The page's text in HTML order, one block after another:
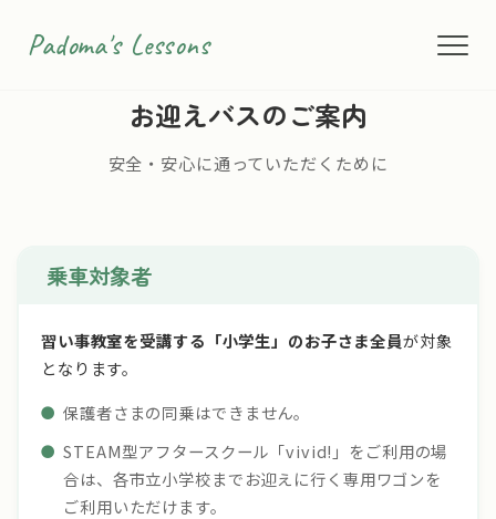
Padoma's Lessons
お迎えバスのご案内
安全・安心に通っていただくために
乗車対象者
習い事教室を受講する「小学生」のお子さま全員が対象
となります。
保護者さまの同乗はできません。
STEAM型アフタースクール「vivid!」をご利用の場
合は、各市立小学校までお迎えに行く専用ワゴンを
ご利用いただけます。